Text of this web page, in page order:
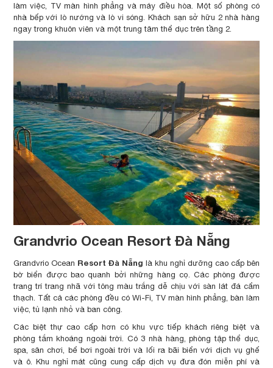
làm việc, TV màn hình phẳng và máy điều hòa. Một số phòng có
nhà bếp với lò nướng và lò vi sóng. Khách sạn sở hữu 2 nhà hàng
ngay trong khuôn viên và một trung tâm thể dục trên tầng 2.
Grandvrio Ocean Resort Đà Nẵng
Grandvrio Ocean Resort Đà Nẵng là khu nghỉ dưỡng cao cấp bên
bờ biển được bao quanh bởi những hàng cọ. Các phòng được
trang trí trang nhã với tông màu trắng dễ chịu với sàn lát đá cẩm
thạch. Tất cả các phòng đều có Wi-Fi, TV màn hình phẳng, bàn làm
việc, tủ lạnh nhỏ và ban công.
Các biệt thự cao cấp hơn có khu vực tiếp khách riêng biệt và
phòng tắm khoáng ngoài trời. Có 3 nhà hàng, phòng tập thể dục,
spa, sân chơi, bể bơi ngoài trời và lối ra bãi biển với dịch vụ ghế
và ô. Khu nghỉ mát cũng cung cấp dịch vụ đưa đón miễn phí và